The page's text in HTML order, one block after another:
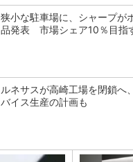
狭小な駐車場に、シャープが
品発表 市場シェア10％目指
ルネサスが高崎工場を閉鎖へ
バイス生産の計画も